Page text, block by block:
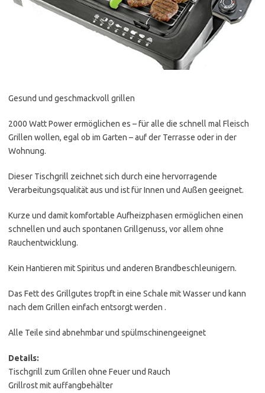
Gesund und geschmackvoll grillen
2000 Watt Power ermöglichen es – für alle die schnell mal Fleisch
Grillen wollen, egal ob im Garten – auf der Terrasse oder in der
Wohnung.
Dieser Tischgrill zeichnet sich durch eine hervorragende
Verarbeitungsqualität aus und ist für Innen und Außen geeignet.
Kurze und damit komfortable Aufheizphasen ermöglichen einen
schnellen und auch spontanen Grillgenuss, vor allem ohne
Rauchentwicklung.
Kein Hantieren mit Spiritus und anderen Brandbeschleunigern.
Das Fett des Grillgutes tropft in eine Schale mit Wasser und kann
nach dem Grillen einfach entsorgt werden .
Alle Teile sind abnehmbar und spülmschinengeeignet
Details:
Tischgrill zum Grillen ohne Feuer und Rauch
Grillrost mit auffangbehälter